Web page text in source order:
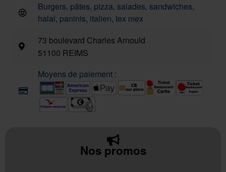
Burgers, pâtes, pizza, salades, sandwiches,
halal, paninis, italien, tex mex
73 boulevard Charles Arnould
51100 REIMS
Moyens de paiement :
Nos promos